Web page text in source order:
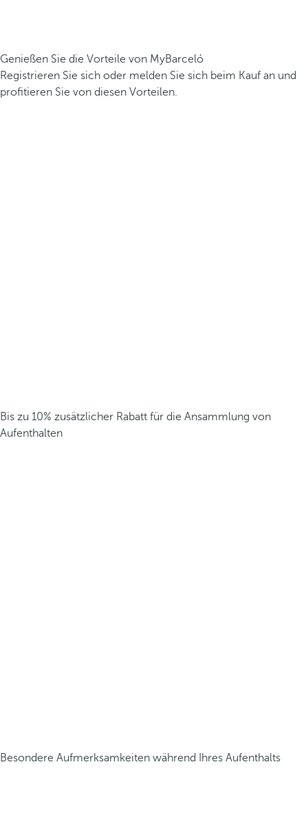
Genießen Sie die Vorteile von MyBarceló
Registrieren Sie sich oder melden Sie sich beim Kauf an und
profitieren Sie von diesen Vorteilen.
Bis zu 10% zusätzlicher Rabatt für die Ansammlung von
Aufenthalten
Besondere Aufmerksamkeiten während Ihres Aufenthalts